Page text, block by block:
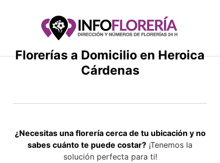
Florerías a Domicilio en Heroica
Cárdenas
¿Necesitas una florería cerca de tu ubicación y no
sabes cuánto te puede costar? ¡Tenemos la
solución perfecta para ti!